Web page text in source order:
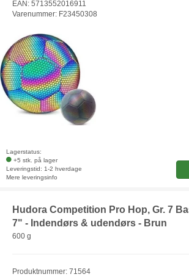
EAN: 5713552016911
Varenummer: F23450308
Lagerstatus:
+5 stk. på lager
Leveringstid: 1-2 hverdage
Mere leveringsinfo
Hudora Competition Pro Hop, Gr. 7
7" - Indendørs & udendørs - Brun
600 g
Produktnummer: 71564